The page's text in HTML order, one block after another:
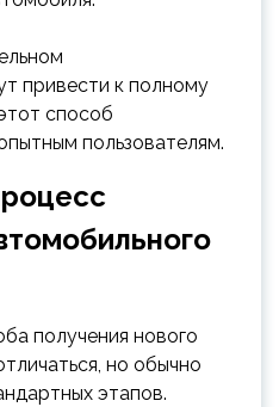
привести к полному
способ
пользователям.
получения нового
но обычно
этапов.